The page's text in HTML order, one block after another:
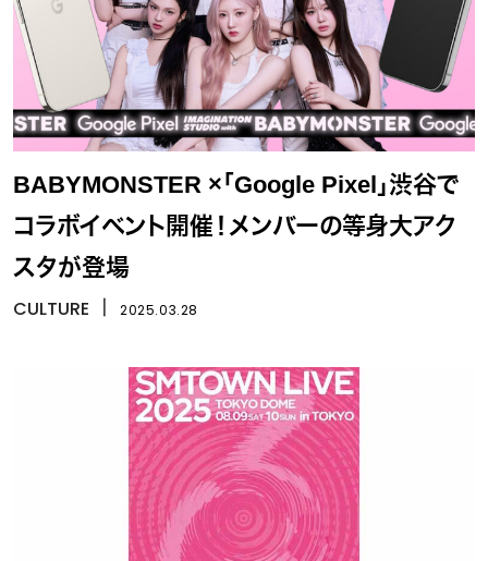
BABYMONSTER ×「Google Pixel」渋谷で
コラボイベント開催！メンバーの等身大アク
スタが登場
CULTURE 2025.03.28